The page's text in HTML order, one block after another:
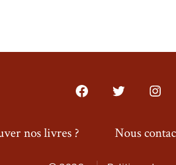
Open
Open
in
Open
in
nos livres ? Nous